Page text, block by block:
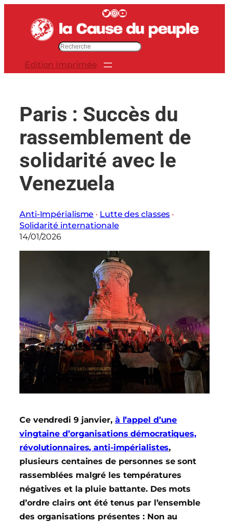
contenu
Twitter InstagramYouTube
e
r
Édition Imprimée
Paris : Succès du
rassemblement de
solidarité avec le
Venezuela
Anti-Impérialisme · Lutte des classes
Solidarité internationale
14/01/2026
Ce vendredi 9 janvier, à l’appel d’une
vingtaine d’organisations démocratiques,
révolutionnaires, anti-impérialistes,
plusieurs centaines de personnes se sont
rassemblées malgré les températures
négatives et la pluie battante. Des mots
d’ordre clairs ont été tenus par l’ensemble
des organisations présentes : Non au